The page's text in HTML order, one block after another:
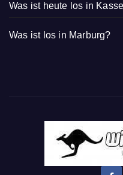
Was ist heute los in
Was ist los in Marburg?